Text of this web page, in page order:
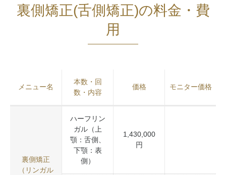
裏側矯正(舌側矯正)の料金・費
用
メニュー名
本数・回
数・内容
価格 モニター価格
裏側矯正
（リンガル
ハーフリン
ガル（上
顎：舌側、
下顎：表
側）
1,430,000
円